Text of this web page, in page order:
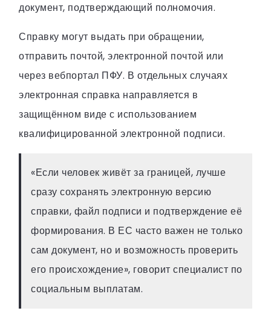
документ, подтверждающий полномочия.
Справку могут выдать при обращении,
отправить почтой, электронной почтой или
через вебпортал ПФУ. В отдельных случаях
электронная справка направляется в
защищённом виде с использованием
квалифицированной электронной подписи.
«Если человек живёт за границей, лучше
сразу сохранять электронную версию
справки, файл подписи и подтверждение её
формирования. В ЕС часто важен не только
сам документ, но и возможность проверить
его происхождение», говорит специалист по
социальным выплатам.